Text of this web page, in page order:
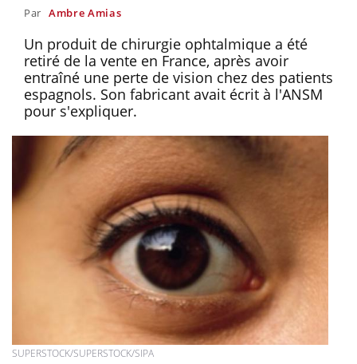
Par Ambre Amias
Un produit de chirurgie ophtalmique a été
retiré de la vente en France, après avoir
entraîné une perte de vision chez des patients
espagnols. Son fabricant avait écrit à l'ANSM
pour s'expliquer.
SUPERSTOCK/SUPERSTOCK/SIPA